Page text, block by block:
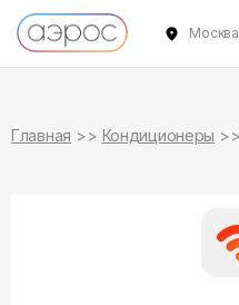
Москва
Главная Кондиционеры
в наличии
в наличии